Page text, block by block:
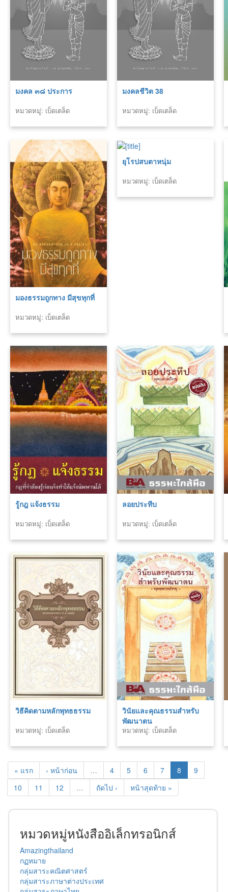
มงคล ๓๘ ประการ
หมวดหมู่: เบ็ดเตล็ด
มงคลชีวิต 38
หมวดหมู่: เบ็ดเตล็ด
มองธรรมถูกทาง มีสุขทุกที่
หมวดหมู่: เบ็ดเตล็ด
ยุโรปสบตาหนุ่ม
หมวดหมู่: เบ็ดเตล็ด
รู้กฎ แจ้งธรรม
หมวดหมู่: เบ็ดเตล็ด
ลอยประทีบ
หมวดหมู่: เบ็ดเตล็ด
วิธีคิดตามหลักพุทธธรรม
หมวดหมู่: เบ็ดเตล็ด
วินัยและคุณธรรมสำหรับ
พัฒนาตน
หมวดหมู่: เบ็ดเตล็ด
« แรก ‹ หน้าก่อน … 4 5 6 7 8
9
10
11 12 … ถัดไป › หน้าสุดท้าย »
หมวดหมู่หนังสืออิเล็กทรอนิกส์
Amazingthailand
กฏหมาย
กลุ่มสาระคณิตศาสตร์
กลุ่มสาระภาษาต่างประเทศ